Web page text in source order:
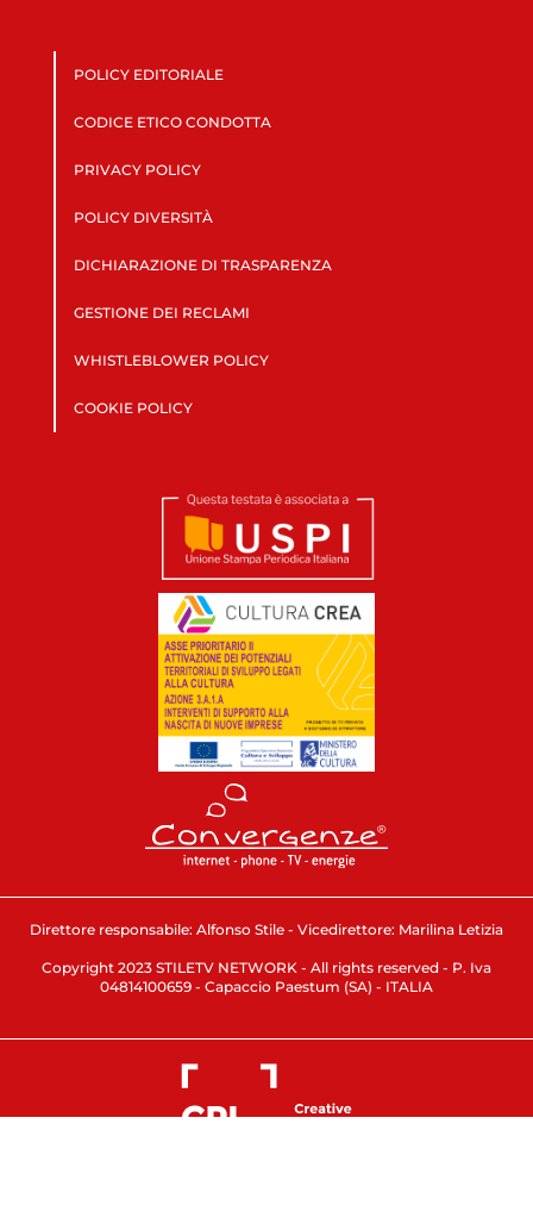
POLICY EDITORIALE
CODICE ETICO CONDOTTA
PRIVACY POLICY
POLICY DIVERSITÀ
DICHIARAZIONE DI TRASPARENZA
GESTIONE DEI RECLAMI
WHISTLEBLOWER POLICY
COOKIE POLICY
Direttore responsabile: Alfonso Stile - Vicedirettore: Marilina Letizia
Copyright 2023 STILETV NETWORK - All rights reserved - P. Iva
04814100659 - Capaccio Paestum (SA) - ITALIA